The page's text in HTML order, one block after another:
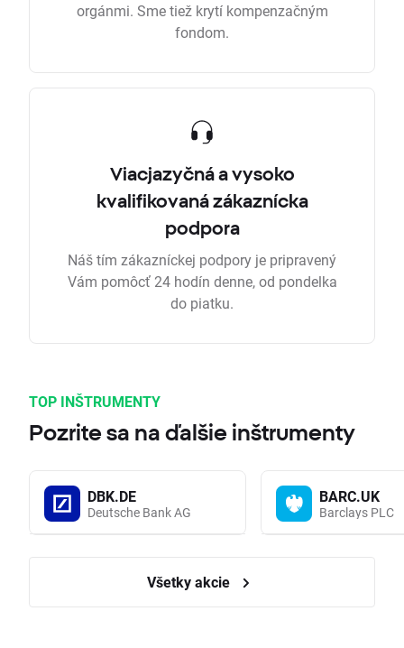
orgánmi. Sme tiež krytí kompenzačným
fondom.
Viacjazyčná a vysoko
kvalifikovaná zákaznícka
podpora
Náš tím zákazníckej podpory je pripravený
Vám pomôcť 24 hodín denne, od pondelka
do piatku.
TOP INŠTRUMENTY
Pozrite sa na ďalšie inštrumenty
DBK.DE
Deutsche Bank AG
BARC.UK
Barclays PLC
Všetky akcie